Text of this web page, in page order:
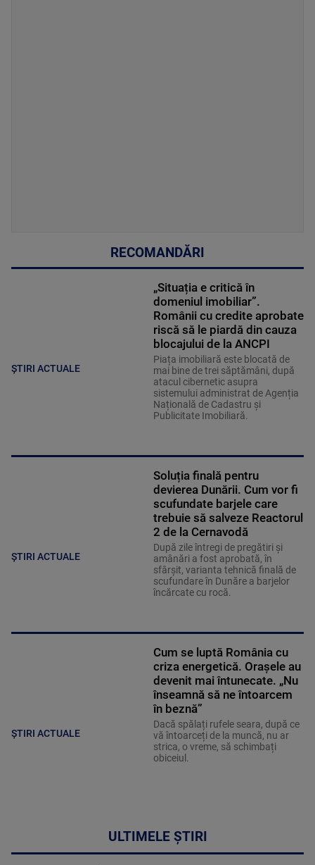
RECOMANDĂRI
ȘTIRI ACTUALE
„Situația e critică în
domeniul imobiliar”.
Românii cu credite aprobate
riscă să le piardă din cauza
blocajului de la ANCPI
Piața imobiliară este blocată de
mai bine de trei săptămâni, după
atacul cibernetic asupra
sistemului administrat de Agenția
Națională de Cadastru și
Publicitate Imobiliară.
ȘTIRI ACTUALE
Soluția finală pentru
devierea Dunării. Cum vor fi
scufundate barjele care
trebuie să salveze Reactorul
2 de la Cernavodă
După zile întregi de pregătiri și
amânări a fost aprobată, în
sfârșit, varianta tehnică finală de
scufundare în Dunăre a barjelor
încărcate cu rocă.
ȘTIRI ACTUALE
Cum se luptă România cu
criza energetică. Orașele au
devenit mai întunecate. „Nu
înseamnă să ne întoarcem
în beznă”
Dacă spălați rufele seara, după ce
vă întoarceți de la muncă, nu ar
strica, o vreme, să schimbați
obiceiul.
ULTIMELE ȘTIRI